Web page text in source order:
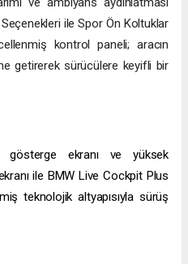
ile Spor Ön Koltuklar
kontrol paneli; aracın
getirerek sürücülere keyifli bir
ekranı ve yüksek
ile BMW Live Cockpit Plus
teknolojik altyapısıyla sürüş